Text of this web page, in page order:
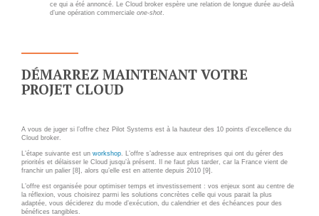
ce qui a été annoncé. Le Cloud broker espère une relation de longue durée au-delà
d’une opération commerciale one-shot.
DÉMARREZ MAINTENANT VOTRE
PROJET CLOUD
A vous de juger si l’offre chez Pilot Systems est à la hauteur des 10 points d’excellence du
Cloud broker.
L’étape suivante est un workshop. L’offre s’adresse aux entreprises qui ont du gérer des
priorités et délaisser le Cloud jusqu’à présent. Il ne faut plus tarder, car la France vient de
franchir un palier [8], alors qu’elle est en attente depuis 2010 [9].
L’offre est organisée pour optimiser temps et investissement : vos enjeux sont au centre de
la réflexion, vous choisirez parmi les solutions concrètes celle qui vous parait la plus
adaptée, vous déciderez du mode d’exécution, du calendrier et des échéances pour des
bénéfices tangibles.